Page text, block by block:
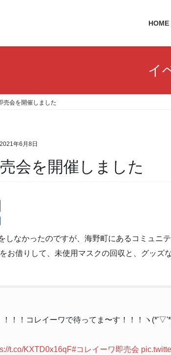
HOME
イ
売会を開催しました
2021年6月8日
会を開催しました
しなかったのですが、海野町にあるコミュニテ
お借りして、未使用マスクの回収と、グッズ
！！！コレイーワで待ってま〜す！！！ヽ
t.co/KXTD0x16qF#コレイーワ即売会